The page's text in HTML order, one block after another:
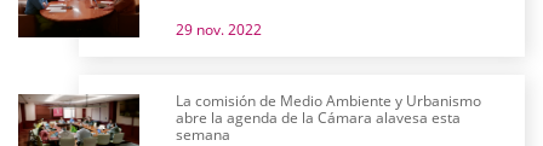
29 nov. 2022
La comisión de Medio Ambiente y Urbanismo
abre la agenda de la Cámara alavesa esta
semana